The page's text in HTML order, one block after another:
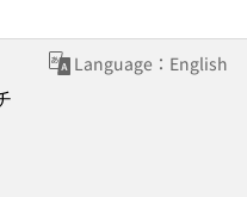
Language：English